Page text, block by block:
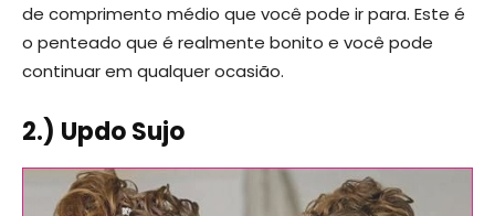
de comprimento médio que você pode ir para. Este é
o penteado que é realmente bonito e você pode
continuar em qualquer ocasião.
2.) Updo Sujo